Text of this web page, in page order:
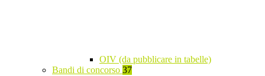
OIV (da pubblicare in tabelle)
Bandi di concorso 37